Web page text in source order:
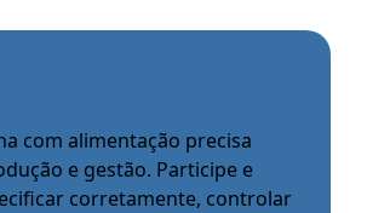
com alimentação precisa
e gestão. Participe e
corretamente, controlar